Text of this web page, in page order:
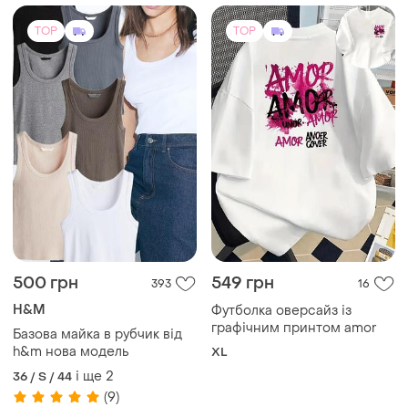
TOP
500 грн 393
H&M
Базова майка в рубчик від
h&m нова модель
36 / S / 44 і ще 2
(9)
TOP
549 грн 16
Футболка оверсайз із
графічним принтом amor
XL